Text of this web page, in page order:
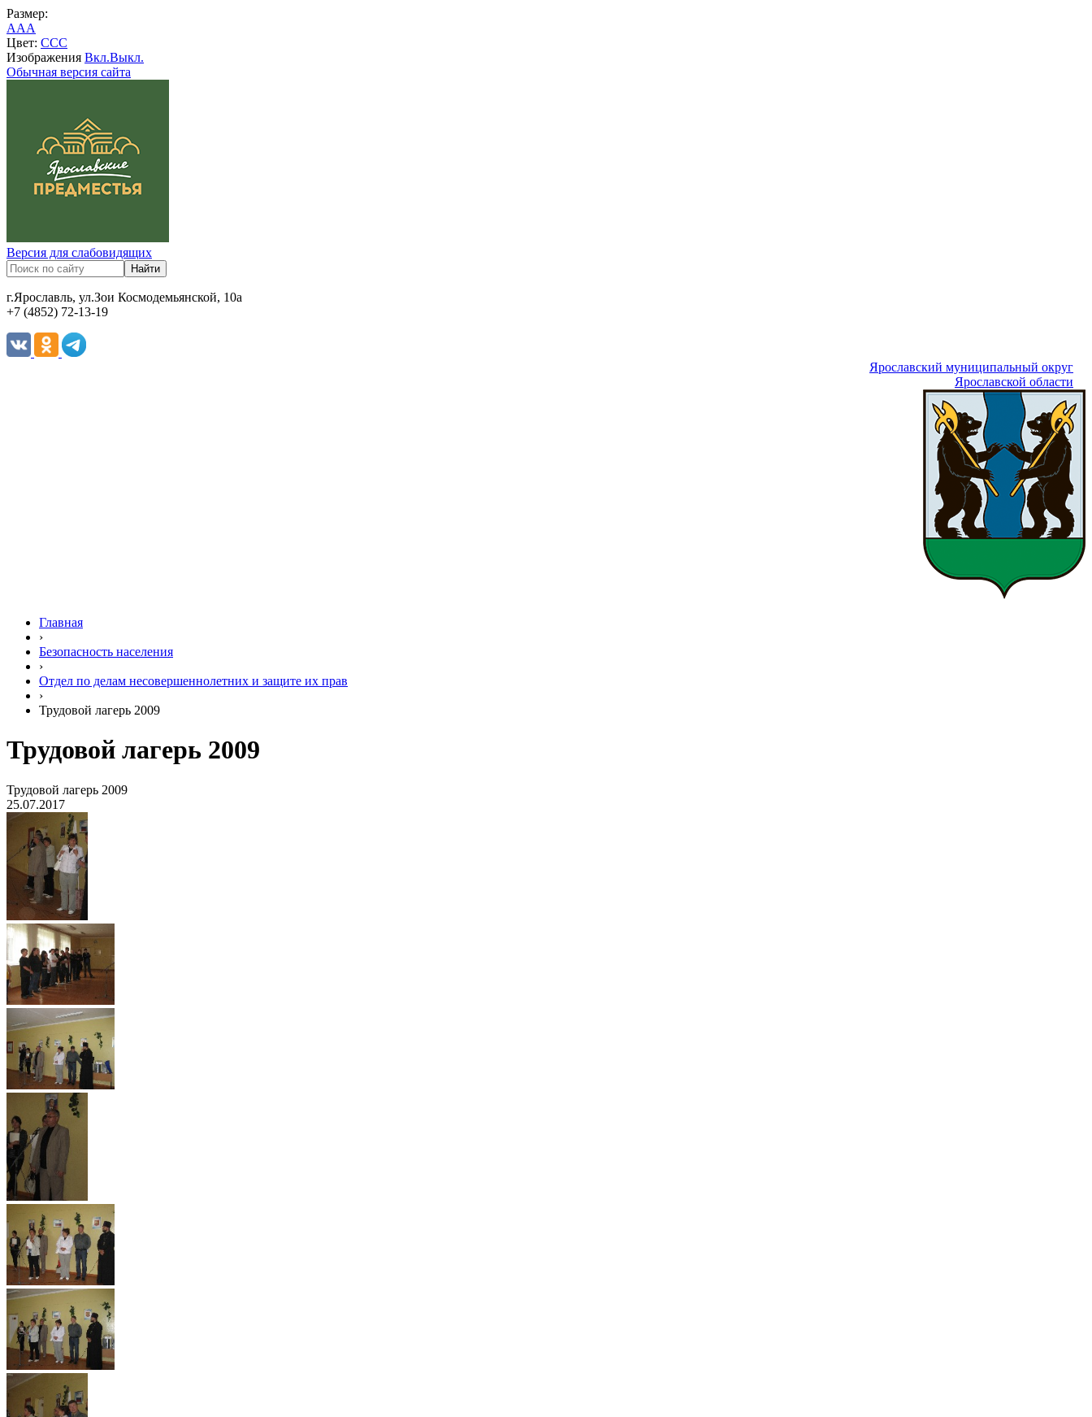
Размер:
AAA
Цвет: CCC
Изображения Вкл.Выкл.
Обычная версия сайта
Версия для слабовидящих
г.Ярославль, ул.Зои Космодемьянской, 10а
+7 (4852) 72-13-19
Ярославский муниципальный округ
Ярославской области
Главная
›
Безопасность населения
›
Отдел по делам несовершеннолетних и защите их прав
›
Трудовой лагерь 2009
Трудовой лагерь 2009
Трудовой лагерь 2009
25.07.2017